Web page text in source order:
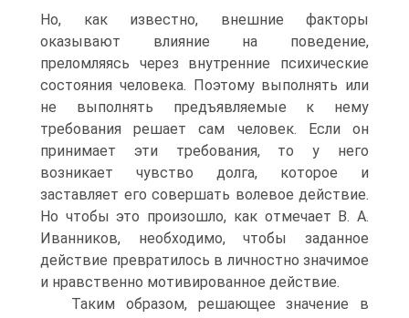
Но, как известно, внешние факторы
оказывают влияние на поведение,
преломляясь через внутренние психические
состояния человека. Поэтому выполнять или
не выполнять предъявляемые к нему
требования решает сам человек. Если он
принимает эти требования, то у него
возникает чувство долга, которое и
заставляет его совершать волевое действие.
Но чтобы это произошло, как отмечает В. А.
Иванников, необходимо, чтобы заданное
действие превратилось в личностно значимое
и нравственно мотивированное действие.
Таким образом, решающее значение в